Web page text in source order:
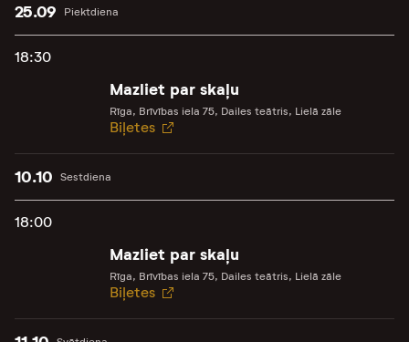
Piektdiena
25.09
18:30
Mazliet par skaļu
Rīga, Brīvības iela 75, Dailes teātris, Lielā zāle
Biļetes
Sestdiena
10.10
18:00
Mazliet par skaļu
Rīga, Brīvības iela 75, Dailes teātris, Lielā zāle
Biļetes